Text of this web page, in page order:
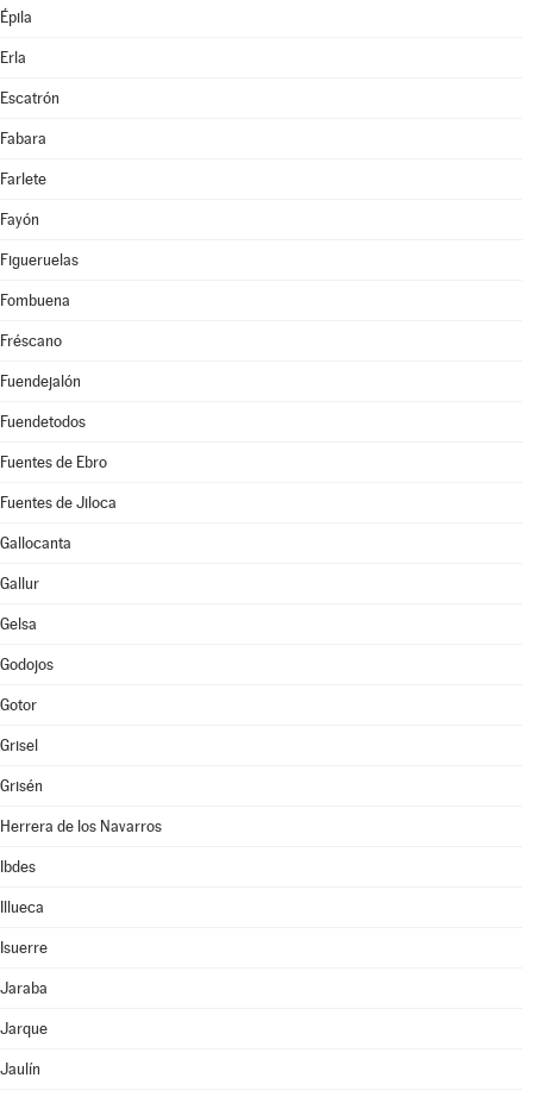
Épila
Erla
Escatrón
Fabara
Farlete
Fayón
Figueruelas
Fombuena
Fréscano
Fuendejalón
Fuendetodos
Fuentes de Ebro
Fuentes de Jiloca
Gallocanta
Gallur
Gelsa
Godojos
Gotor
Grisel
Grisén
Herrera de los Navarros
Ibdes
Illueca
Isuerre
Jaraba
Jarque
Jaulín